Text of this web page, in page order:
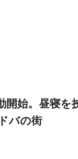
開始。昼寝を
バの街